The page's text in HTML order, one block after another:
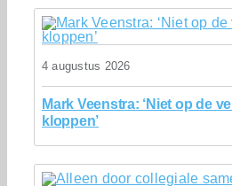
4 augustus 2026
Mark Veenstra: ‘Niet op de
kloppen’